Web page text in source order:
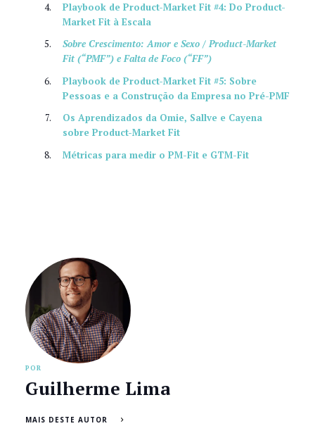
Playbook de Product-Market Fit #4: Do Product-
Market Fit à Escala
Sobre Crescimento: Amor e Sexo / Product-Market
Fit (“PMF”) e Falta de Foco (“FF”)
Playbook de Product-Market Fit #5: Sobre
Pessoas e a Construção da Empresa no Pré-PMF
Os Aprendizados da Omie, Sallve e Cayena
sobre Product-Market Fit
Métricas para medir o PM-Fit e GTM-Fit
POR
Guilherme Lima
MAIS DESTE AUTOR